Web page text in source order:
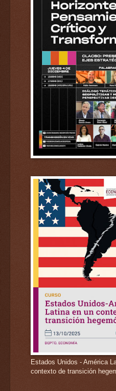
Estados Unidos - América
contexto de transición